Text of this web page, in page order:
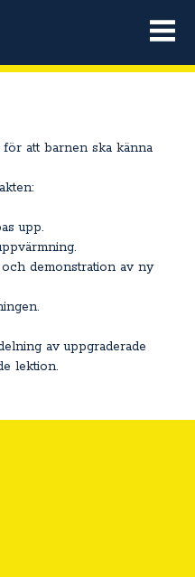
att barnen ska känna
upp.
demonstration av ny
av uppgraderade
lektion.